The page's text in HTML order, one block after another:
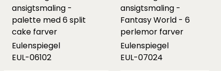
ansigtsmaling -
palette med 6 split
cake farver
Eulenspiegel
EUL-06102
ansigtsmaling -
Fantasy World - 6
perlemor farver
Eulenspiegel
EUL-07024